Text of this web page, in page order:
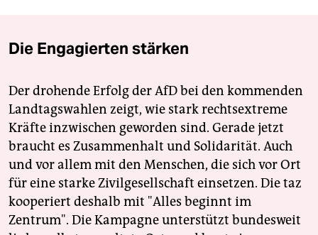
Die Engagierten stärken
Der drohende Erfolg der AfD bei den kommenden
Landtagswahlen zeigt, wie stark rechtsextreme
Kräfte inzwischen geworden sind. Gerade jetzt
braucht es Zusammenhalt und Solidarität. Auch
und vor allem mit den Menschen, die sich vor Ort
für eine starke Zivilgesellschaft einsetzen. Die taz
kooperiert deshalb mit "Alles beginnt im
Zentrum". Die Kampagne unterstützt bundesweit